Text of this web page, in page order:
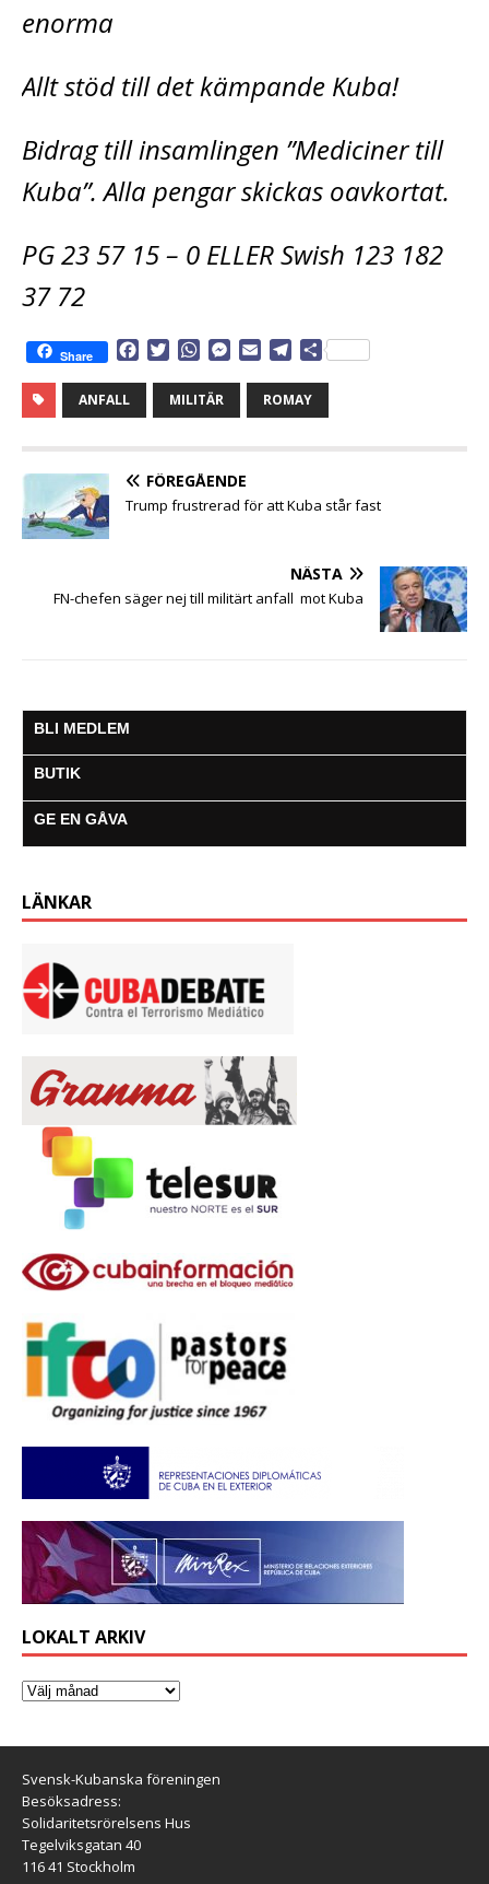
enorma
Allt stöd till det kämpande Kuba!
Bidrag till insamlingen ”Mediciner till
Kuba”. Alla pengar skickas oavkortat.
PG 23 57 15 – 0 ELLER Swish 123 182
37 72
Share
e
o
k
i
t
r
W
a
t
p
p
M
s
g
e
a
i
l
e
m
D
a
ANFALL MILITÄR ROMAY
FÖREGÅENDE
Trump frustrerad för att Kuba står fast
NÄSTA
FN-chefen säger nej till militärt anfall mot Kuba
BLI MEDLEM
BUTIK
GE EN GÅVA
LÄNKAR
LOKALT ARKIV
Svensk-Kubanska föreningen
Besöksadress:
Solidaritetsrörelsens Hus
Tegelviksgatan 40
116 41 Stockholm